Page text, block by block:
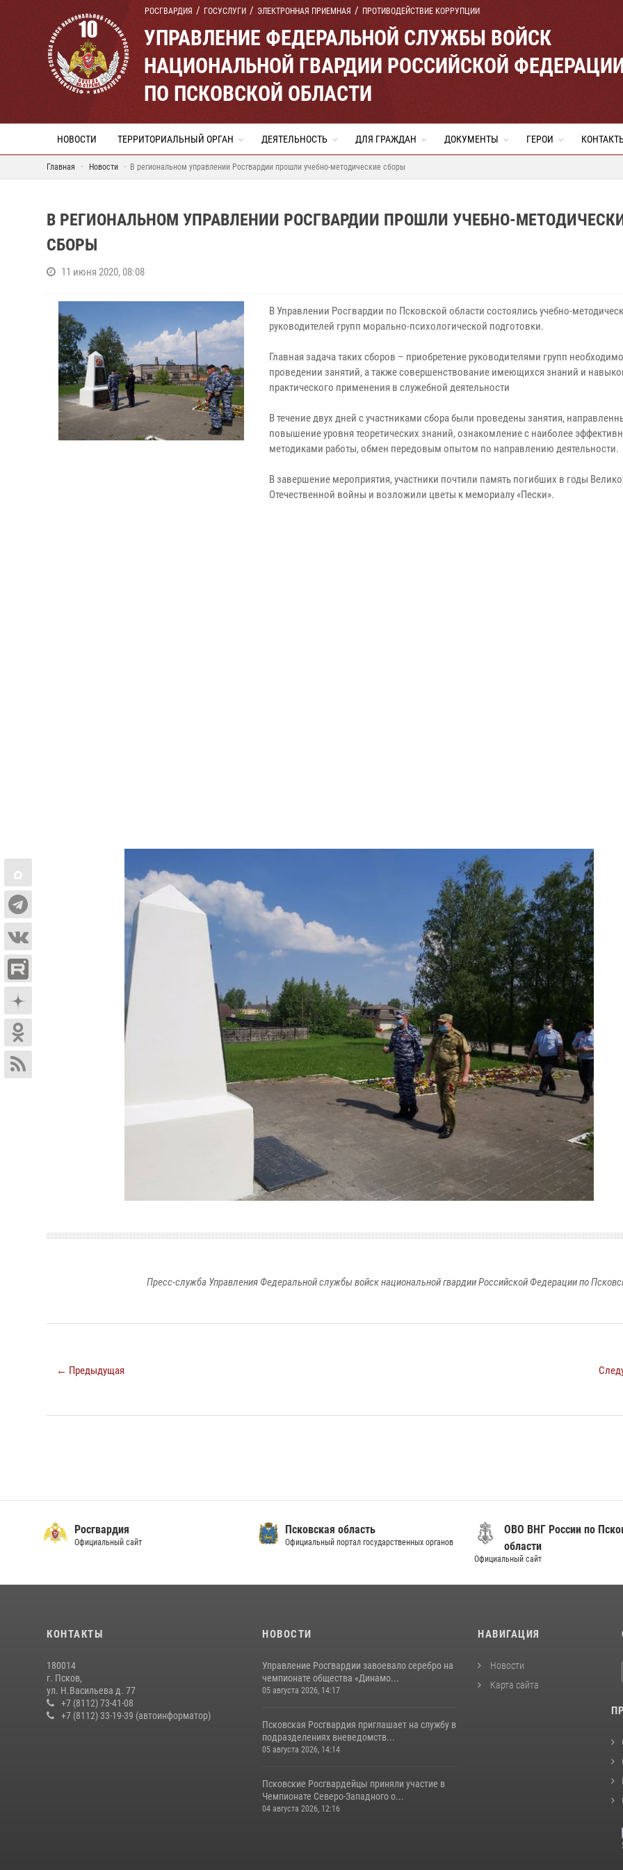
РОСГВАРДИЯ ГОСУСЛУГИ ЭЛЕКТРОННАЯ ПРИЕМНАЯ ПРОТИВОДЕЙСТВИЕ КОРРУПЦИИ
УПРАВЛЕНИЕ ФЕДЕРАЛЬНОЙ СЛУЖБЫ ВОЙСК
НАЦИОНАЛЬНОЙ ГВАРДИИ РОССИЙСКОЙ
ПО ПСКОВСКОЙ ОБЛАСТИ
НОВОСТИ ТЕРРИТОРИАЛЬНЫЙ ОРГАН ДЕЯТЕЛЬНОСТЬ ДЛЯ ГРАЖДАН ДОКУМЕНТЫ ГЕРОИ
Главная Новости В региональном управлении Росгвардии прошли учебно-методические сборы
В РЕГИОНАЛЬНОМ УПРАВЛЕНИИ РОСГВАРДИИ ПРОШЛИ УЧЕБНО-
СБОРЫ
11 июня 2020, 08:08
В Управлении Росгвардии по Псковской области состоялись учебно-
руководителей групп морально-психологической подготовки.
Главная задача таких сборов – приобретение руководителями групп
проведении занятий, а также совершенствование имеющихся знаний и
практического применения в служебной деятельности
В течение двух дней с участниками сбора были проведены занятия,
повышение уровня теоретических знаний, ознакомление с наиболее
методиками работы, обмен передовым опытом по направлению деятельности.
В завершение мероприятия, участники почтили память погибших в годы
Отечественной войны и возложили цветы к мемориалу «Пески».
Пресс-служба Управления Федеральной службы войск национальной гвардии Российской Федерации по
← Предыдущая
Росгвардия
Официальный сайт
Псковская область
Официальный портал государственных органов
ОВО ВНГ России по
области
Официальный сайт
КОНТАКТЫ
180014
г. Псков,
ул. Н.Васильева д. 77
+7 (8112) 73-41-08
+7 (8112) 33-19-39 (автоинформатор)
НОВОСТИ
Управление Росгвардии завоевало серебро на
чемпионате общества «Динамо...
05 августа 2026, 14:17
Псковская Росгвардия приглашает на службу в
подразделениях вневедомств...
05 августа 2026, 14:14
Псковские Росгвардейцы приняли участие в
Чемпионате Северо-Западного о...
04 августа 2026, 12:16
НАВИГАЦИЯ
Новости
Карта сайта